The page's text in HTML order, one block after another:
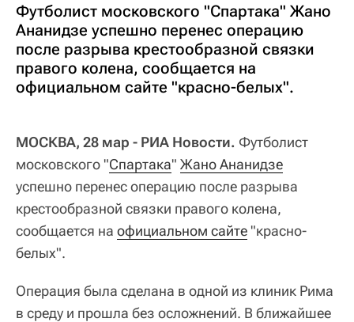
Футболист московского "Спартака" Жано
Ананидзе успешно перенес операцию
после разрыва крестообразной связки
правого колена, сообщается на
официальном сайте "красно-белых".
МОСКВА, 28 мар - РИА Новости. Футболист
московского "Спартака" Жано Ананидзе
успешно перенес операцию после разрыва
крестообразной связки правого колена,
сообщается на официальном сайте "красно-
белых".
Операция была сделана в одной из клиник Рима
в среду и прошла без осложнений. В ближайшее